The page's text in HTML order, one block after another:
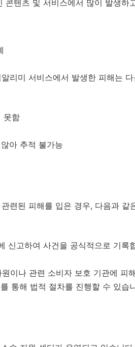
콘텐츠 및 서비스에서 많이 발생
리미 서비스에서 발생한 피해는
못함
아 추적 불가능
련된 피해를 입은 경우, 다음과 같
신고하여 사건을 공식적으로 기
원이나 관련 소비자 보호 기관에 피
통해 법적 절차를 진행할 수 있